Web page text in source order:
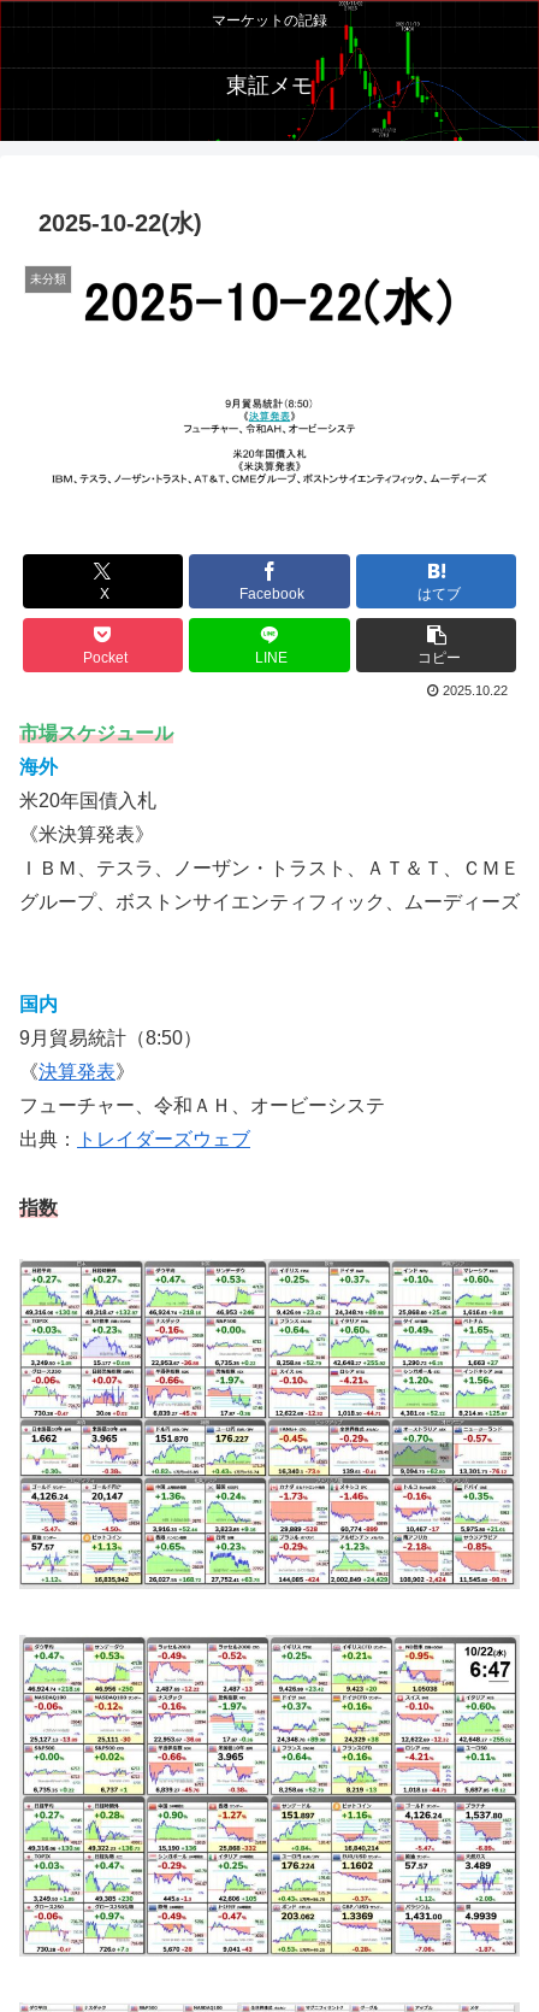
マーケットの記録
東証メモ
2025-10-22(水)
未分類
X Facebook はてブ
Pocket LINE コピー
2025.10.22
市場スケジュール
海外
米20年国債入札
《米決算発表》
ＩＢＭ、テスラ、ノーザン・トラスト、ＡＴ＆Ｔ、ＣＭＥ
グループ、ボストンサイエンティフィック、ムーディーズ
国内
9月貿易統計（8:50）
《決算発表》
フューチャー、令和ＡＨ、オービーシステ
出典：
トレイダーズウェブ
指数